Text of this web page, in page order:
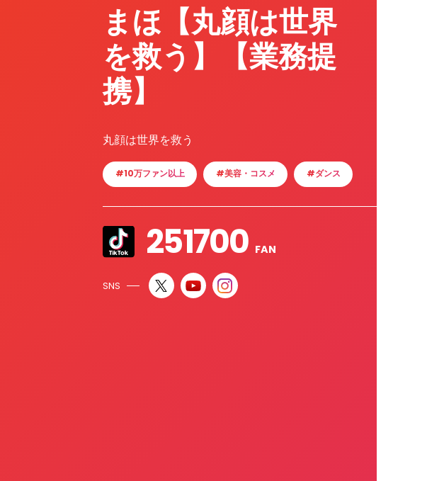
まほ【丸顔は世界
を救う】【業務提
携】
丸顔は世界を救う
#10万ファン以上 #美容・コスメ #ダンス
251700 FAN
SNS